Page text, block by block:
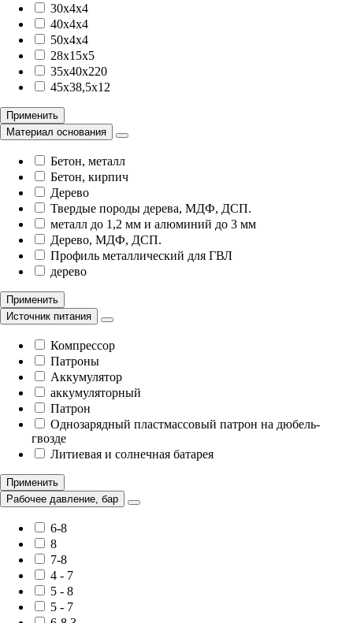
30х4х4
40х4х4
50х4х4
28x15x5
35x40x220
45x38,5x12
Применить
Материал основания
Бетон, металл
Бетон, кирпич
Дерево
Твердые породы дерева, МДФ, ДСП.
металл до 1,2 мм и алюминий до 3 мм
Дерево, МДФ, ДСП.
Профиль металлический для ГВЛ
дерево
Применить
Источник питания
Компрессор
Патроны
Аккумулятор
аккумуляторный
Патрон
Однозарядный пластмассовый патрон на дюбель-
гвозде
Литиевая и солнечная батарея
Применить
Рабочее давление, бар
6-8
8
7-8
4 - 7
5 - 8
5 - 7